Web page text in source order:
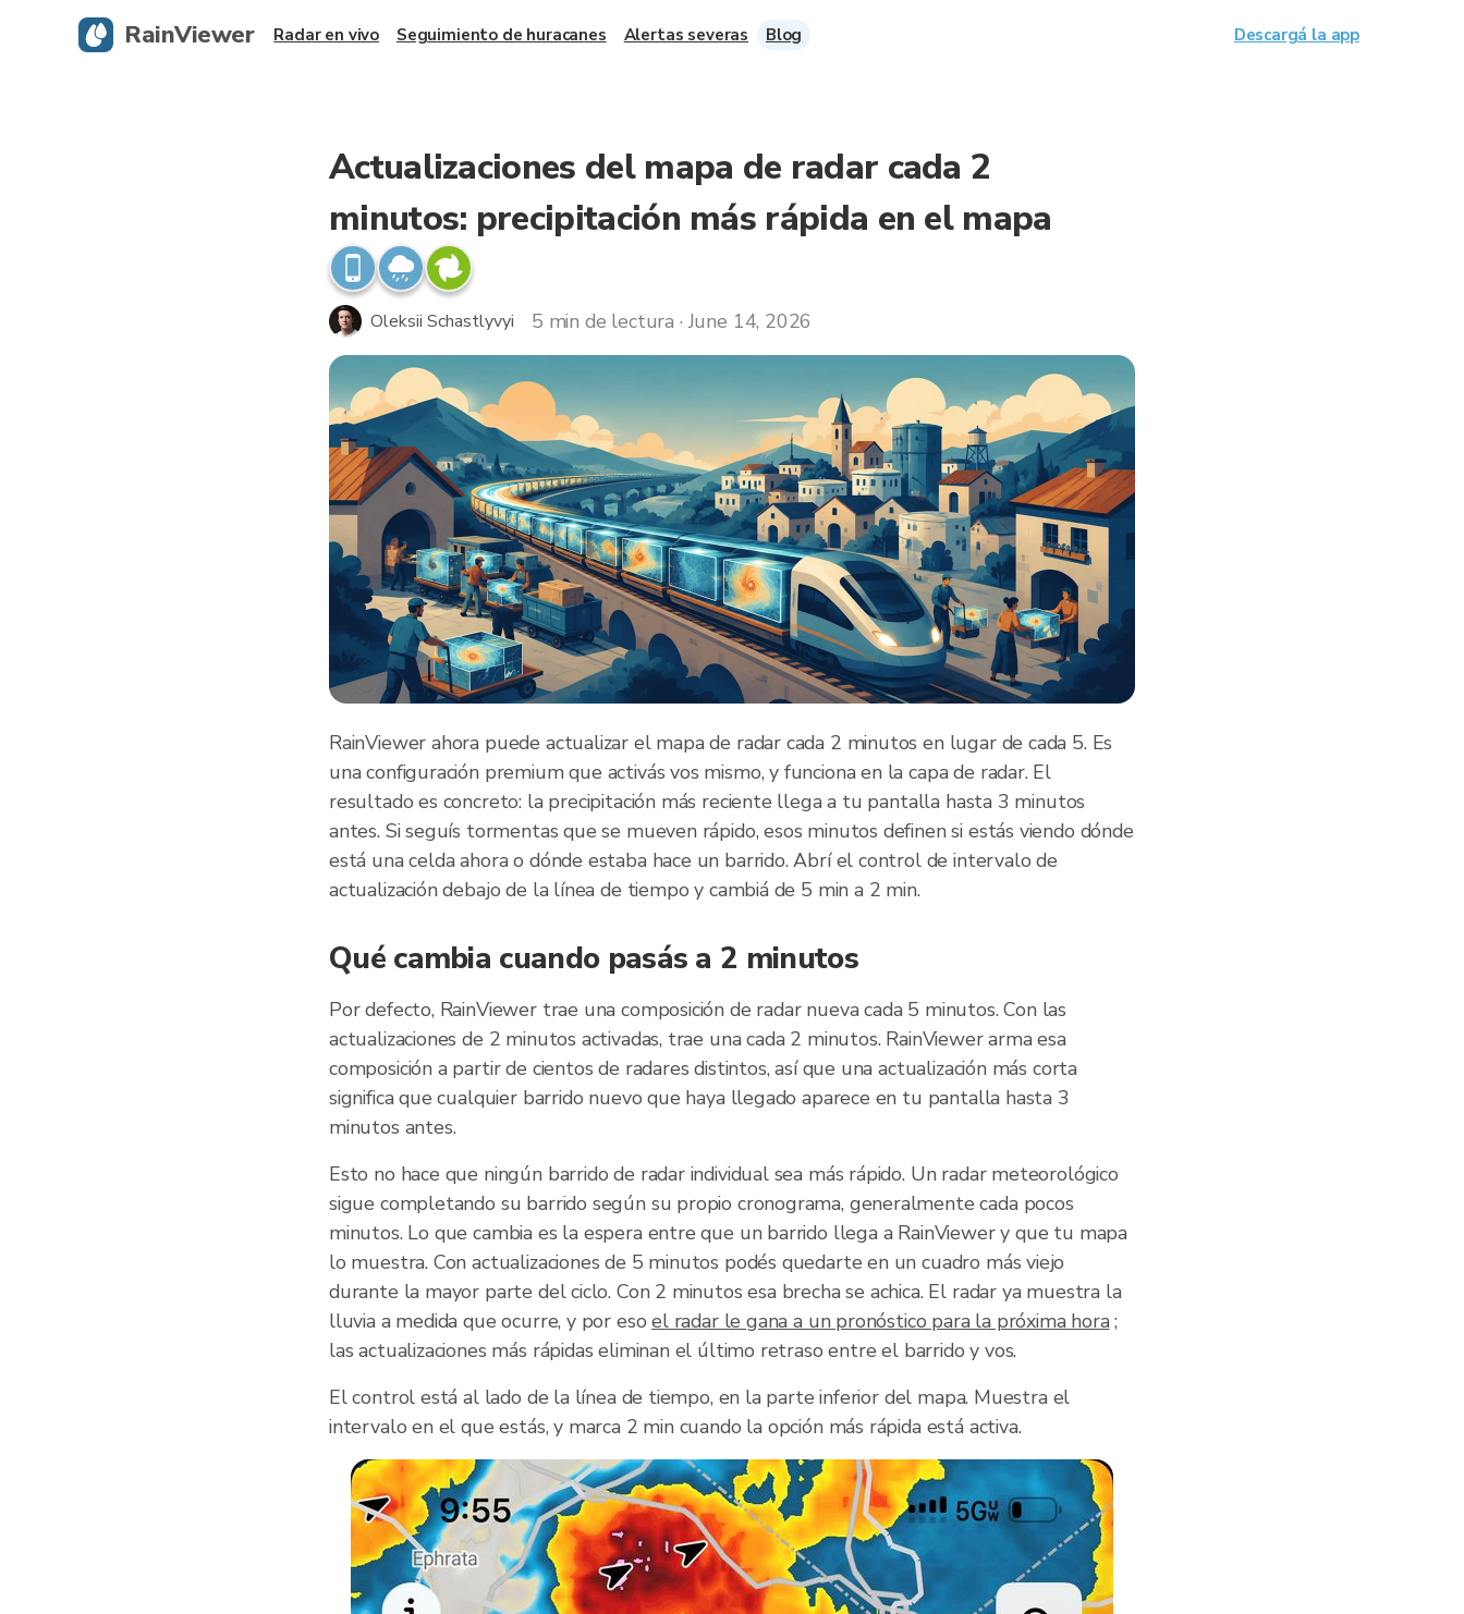
Actualizaciones del mapa de radar cada 2
minutos: precipitación más rápida en el mapa
Oleksii Schastlyvyi 5 min de lectura · June 14, 2026
RainViewer ahora puede actualizar el mapa de radar cada 2 minutos en lugar de cada 5. Es
una configuración premium que activás vos mismo, y funciona en la capa de radar. El
resultado es concreto: la precipitación más reciente llega a tu pantalla hasta 3 minutos
antes. Si seguís tormentas que se mueven rápido, esos minutos definen si estás viendo dónde
está una celda ahora o dónde estaba hace un barrido. Abrí el control de intervalo de
actualización debajo de la línea de tiempo y cambiá de 5 min a 2 min.
Qué cambia cuando pasás a 2 minutos
Por defecto, RainViewer trae una composición de radar nueva cada 5 minutos. Con las
actualizaciones de 2 minutos activadas, trae una cada 2 minutos. RainViewer arma esa
composición a partir de cientos de radares distintos, así que una actualización más corta
significa que cualquier barrido nuevo que haya llegado aparece en tu pantalla hasta 3
minutos antes.
Esto no hace que ningún barrido de radar individual sea más rápido. Un radar meteorológico
sigue completando su barrido según su propio cronograma, generalmente cada pocos
minutos. Lo que cambia es la espera entre que un barrido llega a RainViewer y que tu mapa
lo muestra. Con actualizaciones de 5 minutos podés quedarte en un cuadro más viejo
durante la mayor parte del ciclo. Con 2 minutos esa brecha se achica. El radar ya muestra la
lluvia a medida que ocurre, y por esoel radar le gana a un pronóstico para la próxima hora;
las actualizaciones más rápidas eliminan el último retraso entre el barrido y vos.
El control está al lado de la línea de tiempo, en la parte inferior del mapa. Muestra el
intervalo en el que estás, y marca 2 min cuando la opción más rápida está activa.
RainViewer Radar en vivo Seguimiento de huracanes Alertas severas Blog Descargá la app